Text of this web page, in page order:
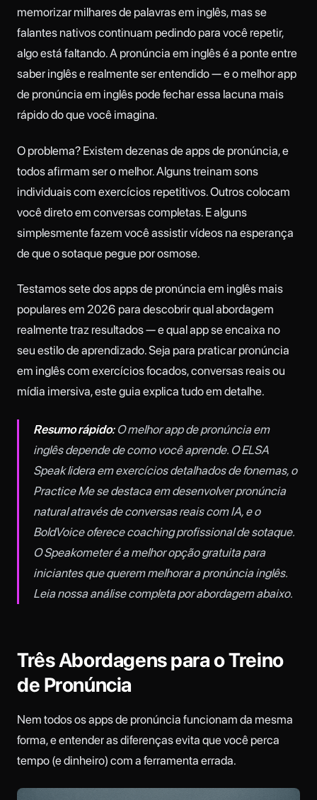
memorizar milhares de palavras em inglês, mas se
falantes nativos continuam pedindo para você repetir,
algo está faltando. A pronúncia em inglês é a ponte entre
saber inglês e realmente ser entendido — e o melhor app
de pronúncia em inglês pode fechar essa lacuna mais
rápido do que você imagina.
O problema? Existem dezenas de apps de pronúncia, e
todos afirmam ser o melhor. Alguns treinam sons
individuais com exercícios repetitivos. Outros colocam
você direto em conversas completas. E alguns
simplesmente fazem você assistir vídeos na esperança
de que o sotaque pegue por osmose.
Testamos sete dos apps de pronúncia em inglês mais
populares em 2026 para descobrir qual abordagem
realmente traz resultados — e qual app se encaixa no
seu estilo de aprendizado. Seja para praticar pronúncia
em inglês com exercícios focados, conversas reais ou
mídia imersiva, este guia explica tudo em detalhe.
Resumo rápido:O melhor app de pronúncia em
inglês depende de como você aprende. O ELSA
Speak lidera em exercícios detalhados de fonemas, o
Practice Me se destaca em desenvolver pronúncia
natural através de conversas reais com IA, e o
BoldVoice oferece coaching profissional de sotaque.
O Speakometer é a melhor opção gratuita para
iniciantes que querem melhorar a pronúncia inglês.
Leia nossa análise completa por abordagem abaixo.
Três Abordagens para o Treino
de Pronúncia
Nem todos os apps de pronúncia funcionam da mesma
forma, e entender as diferenças evita que você perca
tempo (e dinheiro) com a ferramenta errada.